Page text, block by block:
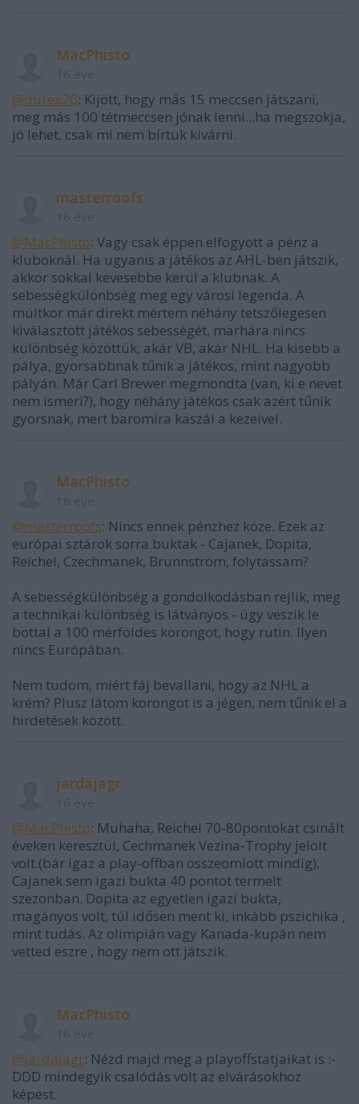
MacPhisto
@durex26: Kijött, hogy más 15 meccsen játszani,
meg más 100 tétmeccsen jónak lenni...ha megszokja,
jó lehet, csak mi nem bírtuk kivárni.
masterroofs
@MacPhisto: Vagy csak éppen elfogyott a pénz a
kluboknál. Ha ugyanis a játékos az AHL-ben játszik,
akkor sokkal kevesebbe kerül a klubnak. A
sebességkülönbség meg egy városi legenda. A
múltkor már direkt mértem néhány tetszőlegesen
kiválasztott játékos sebességét, marhára nincs
különbség közöttük, akár VB, akár NHL. Ha kisebb a
pálya, gyorsabbnak tűnik a játékos, mint nagyobb
pályán. Már Carl Brewer megmondta (van, ki e nevet
nem ismeri?), hogy néhány játékos csak azért tűnik
gyorsnak, mert baromira kaszál a kezeivel.
MacPhisto
@masterroofs: Nincs ennek pénzhez köze. Ezek az
európai sztárok sorra buktak - Cajanek, Dopita,
Reichel, Czechmanek, Brunnström, folytassam?
A sebességkülönbség a gondolkodásban rejlik, meg
a technikai különbség is látványos - úgy veszik le
bottal a 100 mérföldes korongot, hogy rutin. Ilyen
nincs Európában.
Nem tudom, miért fáj bevallani, hogy az NHL a
krém? Plusz látom korongot is a jégen, nem tűnik el a
hirdetések között.
jardajagr
@MacPhisto: Muhaha, Reichel 70-80pontokat csinált
éveken keresztül, Cechmanek Vezina-Trophy jelölt
volt.(bár igaz a play-offban összeomlott mindig),
Cajanek sem igazi bukta 40 pontot termelt
szezonban. Dopita az egyetlen igazi bukta,
magányos volt, túl idősen ment ki, inkább pszichika ,
mint tudás. Az olimpián vagy Kanada-kupán nem
vetted eszre , hogy nem ott játszik.
MacPhisto
@jardajagr: Nézd majd meg a playoffstatjaikat is :-
DDD mindegyik csalódás volt az elvárásokhoz
képest.